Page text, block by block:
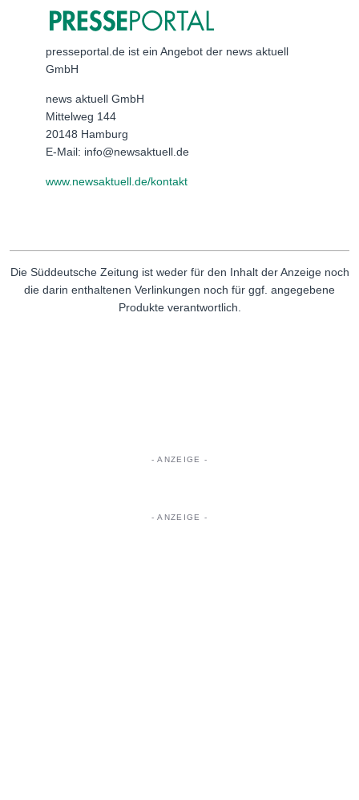
presseportal.de ist ein Angebot der news aktuell
GmbH
news aktuell GmbH
Mittelweg 144
20148 Hamburg
E-Mail: info@newsaktuell.de
www.newsaktuell.de/kontakt
Die Süddeutsche Zeitung ist weder für den Inhalt der Anzeige noch
die darin enthaltenen Verlinkungen noch für ggf. angegebene
Produkte verantwortlich.